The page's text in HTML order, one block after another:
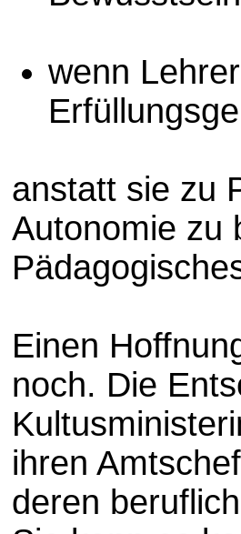
wenn
anstatt sie zu
Autonomie zu
Einen
noch. Die
ihren
deren